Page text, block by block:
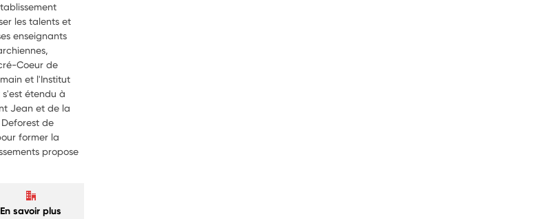
les talents et
enseignants
Coeur de
et l'Institut
étendu à
Jean et de la
de
former la
propose
En savoir plus